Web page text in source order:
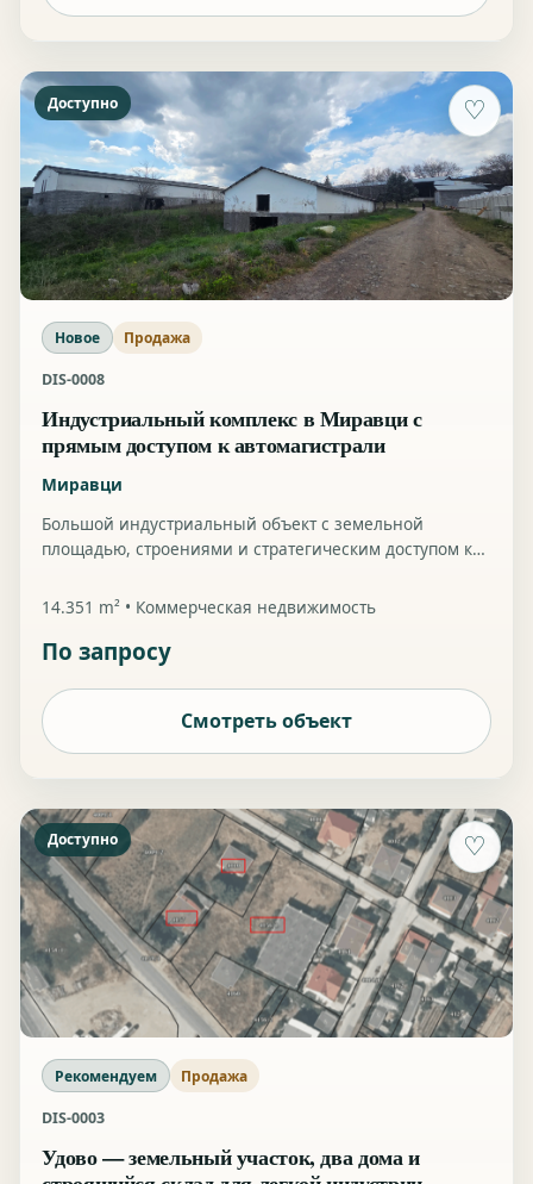
♡
Доступно
Новое Продажа
DIS-0008
Индустриальный комплекс в Миравци с
прямым доступом к автомагистрали
Миравци
Большой индустриальный объект с земельной
площадью, строениями и стратегическим доступом к
производства или инвестиций.
14.351 m² • Коммерческая недвижимость
По запросу
Смотреть объект
♡
Доступно
Рекомендуем Продажа
DIS-0003
Удово — земельный участок, два дома и